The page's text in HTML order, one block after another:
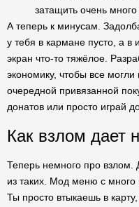
затащить очень
А теперь к минусам.
у тебя в кармане пусто, а в
экран что-то тяжёлое.
экономику, чтобы все
очередной привязанной
донатов или просто играй
Как взлом дает
Теперь немного про взлом.
из таких. Мод меню с
Ты просто втыкаешь в